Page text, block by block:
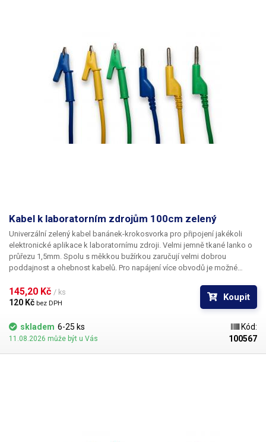
Kabel k laboratorním zdrojům 100cm zelený
Univerzální zelený kabel banánek-krokosvorka pro připojení jakékoli
elektronické aplikace k laboratornímu zdroji. Velmi jemně tkané lanko o
průřezu 1,5mm. Spolu s měkkou bužírkou zaručují velmi dobrou
poddajnost a ohebnost kabelů. Pro napájení více obvodů je možné
několika barevných provedeních pro rozlišení polarity: červená, černá,
modrá, žlutá, zelená.
145,20 Kč / ks
120 Kč bez DPH
Koupit
skladem 6-25 ks
11.08.2026 může být u Vás
Kód:
100567